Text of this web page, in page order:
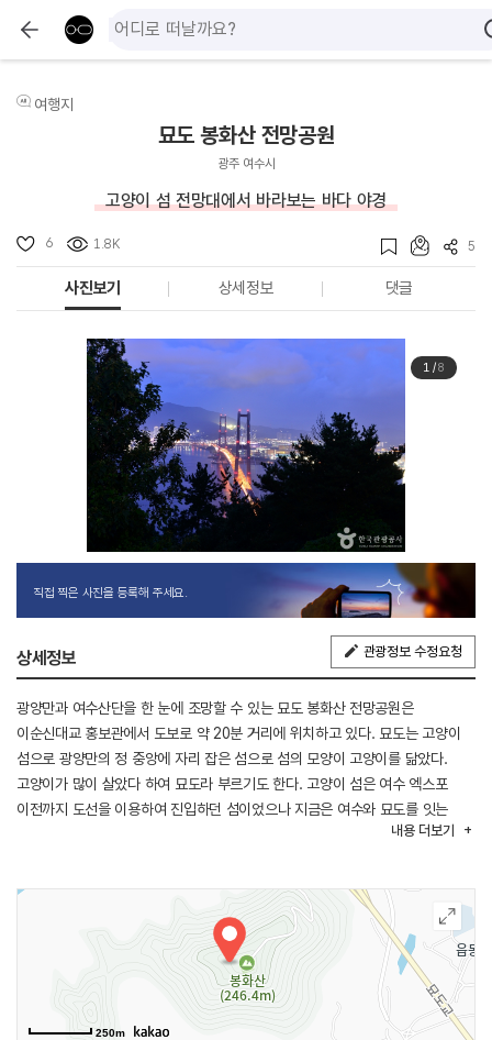
여행지
묘도 봉화산 전망공원
광주 여수시
고양이 섬 전망대에서 바라보는 바다 야경
6 1.8K 5
사진보기 상세정보 댓글
1/8
직접 찍은 사진을 등록해 주세요.
상세정보 관광정보 수정요청
광양만과 여수산단을 한 눈에 조망할 수 있는 묘도 봉화산 전망공원은
이순신대교 홍보관에서 도보로 약 20분 거리에 위치하고 있다. 묘도는 고양이
섬으로 광양만의 정 중앙에 자리 잡은 섬으로 섬의 모양이 고양이를 닮았다.
고양이가 많이 살았다 하여 묘도라 부르기도 한다. 고양이 섬은 여수 엑스포
이전까지 도선을 이용하여 진입하던 섬이었으나 지금은 여수와 묘도를 잇는
묘도대교가 완성되고 다시 묘도에서 광양시로 연결되는 이순신 대교가
여수국가산단과 이순신대교, 광양항 일대의 야경을 조망할 수 있다. 전망대에서
묘도대교 넘어 여수산단과 부암산, 영취산, 호랑산, 전봉산까지 조망이
가능하다. 또한 묘도 봉화산(해발246m) 정상에는 문화재청과 전문가들의
자문들 받아 복원한 봉수대와 전망대 등이 조성돼 주변 경관을 한 눈에 바라볼
수 있다. 봉화산 중간까지는 차로 이동할 수 있지만 전망대까지는 차로 이동할
수 없다. 주차장에서부터 정상까지는 600m로 도보 약 20여분 소요된다.
내용 더보기
250m